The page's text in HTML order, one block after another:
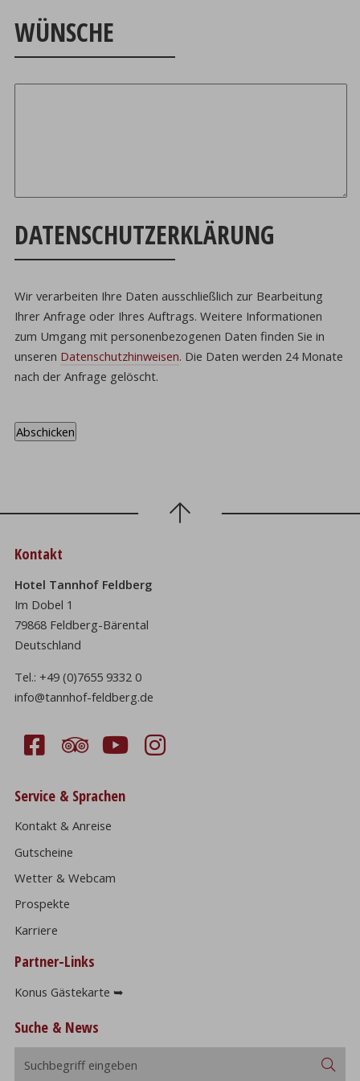
WÜNSCHE
DATENSCHUTZERKLÄRUNG
Wir verarbeiten Ihre Daten ausschließlich zur Bearbeitung
Ihrer Anfrage oder Ihres Auftrags.Weitere Informationen
zum Umgang mit personenbezogenen Daten finden Sie in
unseren Datenschutzhinweisen. Die Daten werden 24 Monate
nach der Anfrage gelöscht.
Kontakt
Hotel Tannhof Feldberg
Im Dobel 1
79868 Feldberg-Bärental
Deutschland
Tel.:+49 (0)7655 9332 0
info@tannhof-feldberg.de
Service & Sprachen
Kontakt & Anreise
Gutscheine
Wetter & Webcam
Prospekte
Karriere
Partner-Links
Konus Gästekarte ➥
Suche & News